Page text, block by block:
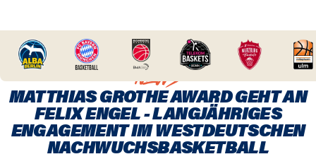
HOME NEWSCENTER
MATTHIAS GROTHE
AWARD GEHT AN FELIX ENGEL - LANGJÄHRIGES
ENGAGEMENT IM WESTDEUTSCHEN
NACHWUCHSBASKETBALLNEWS
MATTHIAS GROTHE AWARD GEHT AN
FELIX ENGEL - LANGJÄHRIGES
ENGAGEMENT IM WESTDEUTSCHEN
NACHWUCHSBASKETBALL